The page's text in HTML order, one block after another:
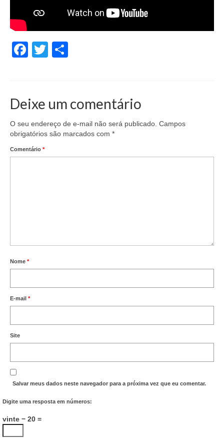
Facebook
Twitter
Deixe um comentário
O seu endereço de e-mail não será publicado. Campos
obrigatórios são marcados com *
Comentário *
Nome *
E-mail *
Site
Salvar meus dados neste navegador para a próxima vez que eu comentar.
Digite uma resposta em números:
vinte − 20 =